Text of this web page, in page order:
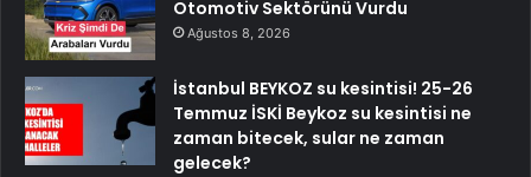
Otomotiv Sektörünü Vurdu
Ağustos 8, 2026
İstanbul BEYKOZ su kesintisi! 25-26
Temmuz İSKİ Beykoz su kesintisi ne
zaman bitecek, sular ne zaman
gelecek?